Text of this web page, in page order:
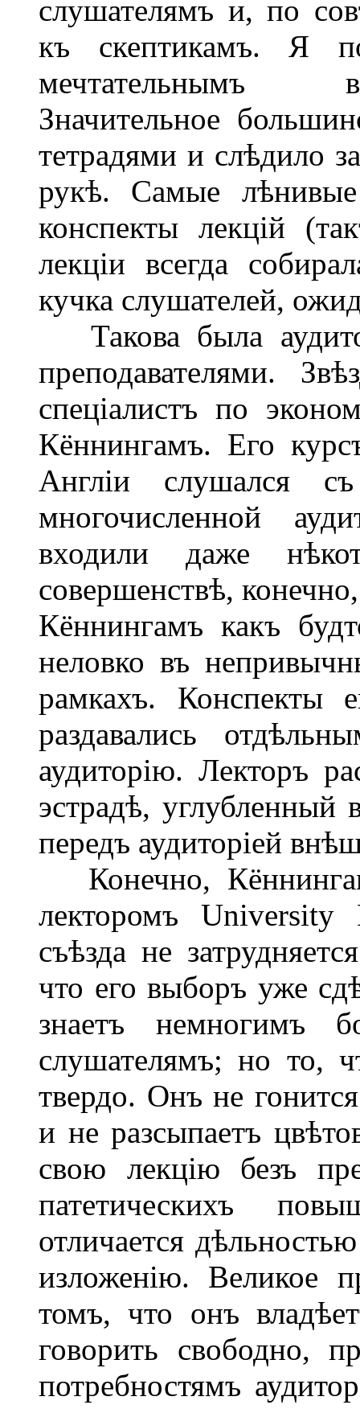
слушателямъ и, по
къ скептикамъ. Я
мечтательнымъ
Значительное
тетрадями и слѣдило
рукѣ. Самые
конспекты лекцій
лекціи всегда
кучка слушателей,
Такова была
преподавателями.
спеціалистъ по
Кённингамъ. Его
Англіи слушался
многочисленной
входили даже
совершенствѣ,
Кённингамъ какъ
неловко въ
рамкахъ. Конспекты
раздавались
аудиторію. Лекторъ
эстрадѣ, углубленный
передъ аудиторіей
Конечно,
лекторомъ University
съѣзда не
что его выборъ уже
знаетъ немногимъ
слушателямъ; но то,
твердо. Онъ не
и не разсыпаетъ
свою лекцію безъ
патетическихъ
отличается
изложенію. Великое
томъ, что онъ
говорить свободно,
потребностямъ